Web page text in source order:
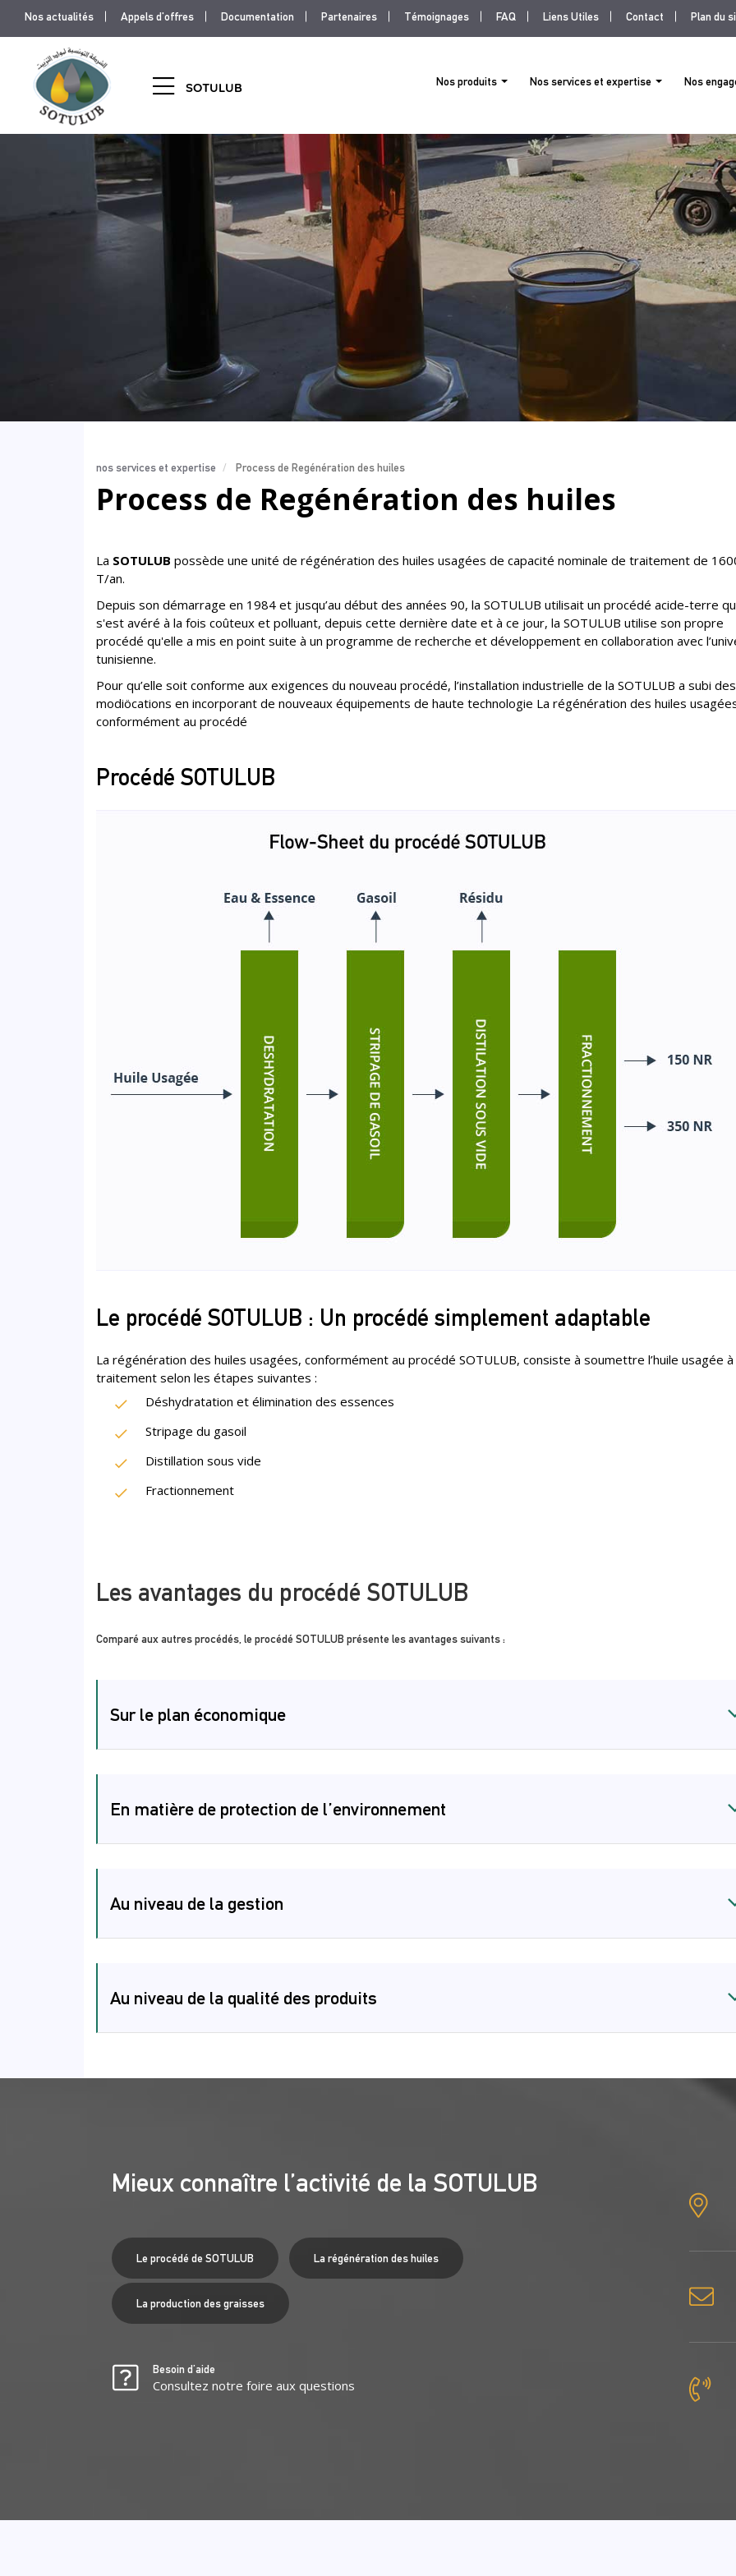
contenu
Menu
Top
Nos actualités Appels d'offres Documentation Partenaires Témoignages FAQ Liens Utiles Contact Plan du
SOTULUB Nos produits Nos services et expertise Nos
nos services et expertise Process de Regénération des huiles
Process de Regénération des huiles
La SOTULUB possède une unité de régénération des huiles usagées de capacité nominale de traitement de
T/an.
Depuis son démarrage en 1984 et jusqu’au début des années 90, la SOTULUB utilisait un procédé acide-terre
s'est avéré à la fois coûteux et polluant, depuis cette dernière date et à ce jour, la SOTULUB utilise son propre
procédé qu'elle a mis en point suite à un programme de recherche et développement en collaboration avec
tunisienne.
Pour qu’elle soit conforme aux exigences du nouveau procédé, l’installation industrielle de la SOTULUB a subi des
modiöcations en incorporant de nouveaux équipements de haute technologie La régénération des huiles
conformément au procédé
Procédé SOTULUB
Le procédé SOTULUB : Un procédé simplement adaptable
La régénération des huiles usagées, conformément au procédé SOTULUB, consiste à soumettre l’huile usagée à
traitement selon les étapes suivantes :
Déshydratation et élimination des essences
Stripage du gasoil
Distillation sous vide
Fractionnement
Les avantages du procédé SOTULUB
Comparé aux autres procédés, le procédé SOTULUB présente les avantages suivants :
Sur le plan économique
En matière de protection de l’environnement
Au niveau de la gestion
Au niveau de la qualité des produits
Mieux connaître l’activité de la SOTULUB
Le procédé de SOTULUB La régénération des huiles
La production des graisses
Besoin d’aide
Consultez notre foire aux questions